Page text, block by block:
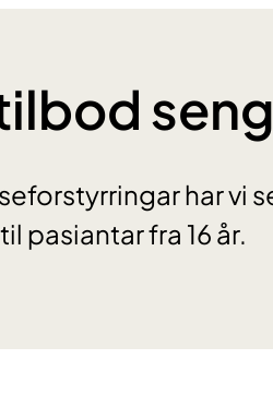
har vi
pasiantar fra 16 år.